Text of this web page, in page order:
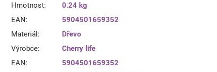
Hmotnost:
0.24 kg
EAN:
5904501659352
Materiál :
Dřevo
Výrobce:
Cherry life
EAN: 5904501659352